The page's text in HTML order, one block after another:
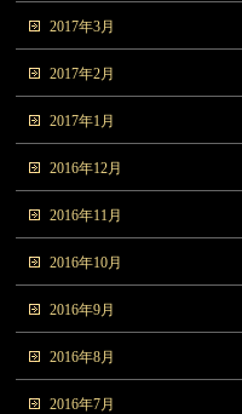
2017年3月
2017年2月
2017年1月
2016年12月
2016年11月
2016年10月
2016年9月
2016年8月
2016年7月